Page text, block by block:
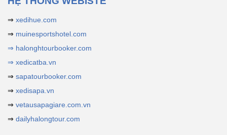
⇒ xedihue.com
⇒ muinesportshotel.com
⇒ halonghtourbooker.com
⇒ xedicatba.vn
⇒ sapatourbooker.com
⇒ xedisapa.vn
⇒ vetausapagiare.com.vn
⇒ dailyhalongtour.com